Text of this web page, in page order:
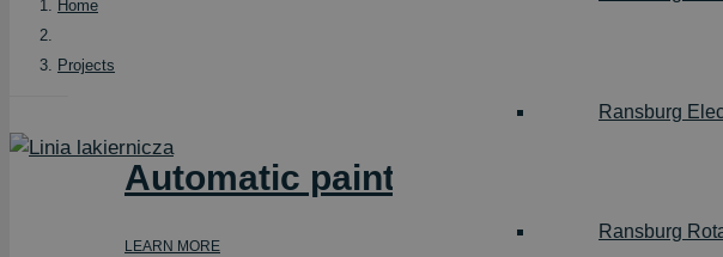
Ransburg
Ransburg
Home
Projects
Automatic painting line for rubber
LEARN MORE